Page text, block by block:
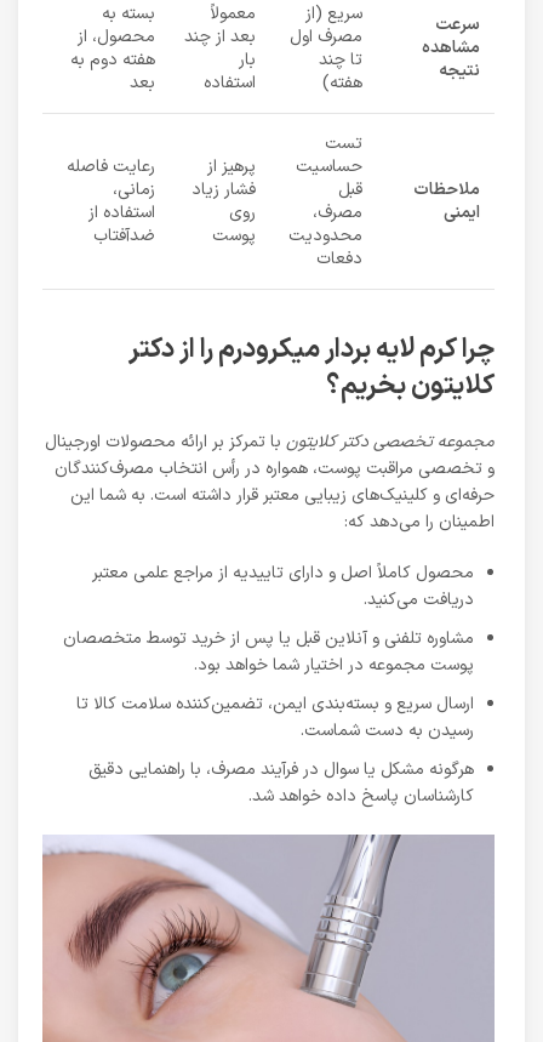
سرعت
مشاهده
نتیجه
سریع (از
مصرف اول
تا چند
هفته)
معمولاً
بعد از چند
بار
استفاده
بسته به
محصول، از
هفته دوم به
بعد
ملاحظات
ایمنی
تست
حساسیت
قبل
مصرف،
محدودیت
دفعات
پرهیز از
فشار زیاد
روی
پوست
رعایت فاصله
زمانی،
استفاده از
ضدآفتاب
چرا کرم لایه بردار میکرودرم را از دکتر
کلایتون بخریم؟
مجموعه تخصصی دکتر کلایتون با تمرکز بر ارائه محصولات اورجینال
و تخصصی مراقبت پوست، همواره در رأس انتخاب مصرف‌کنندگان
حرفه‌ای و کلینیک‌های زیبایی معتبر قرار داشته است. به شما این
اطمینان را می‌دهد که:
محصول کاملاً اصل و دارای تاییدیه از مراجع علمی معتبر
دریافت می‌کنید.
مشاوره تلفنی و آنلاین قبل یا پس از خرید توسط متخصصان
پوست مجموعه در اختیار شما خواهد بود.
ارسال سریع و بسته‌بندی ایمن، تضمین‌کننده سلامت کالا تا
رسیدن به دست شماست.
هرگونه مشکل یا سوال در فرآیند مصرف، با راهنمایی دقیق
کارشناسان پاسخ داده خواهد شد.